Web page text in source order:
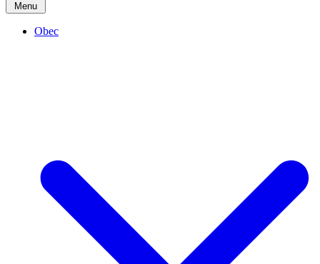
Menu
Obec